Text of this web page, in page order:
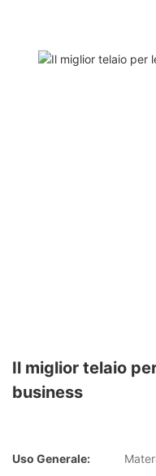
Il miglior telaio
business
Uso Generale: